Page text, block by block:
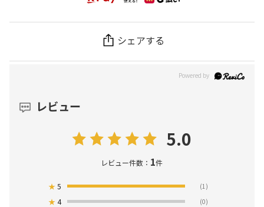
シェアする
レビュー
5.0
レビュー件数： 1件
★5 (1)
★4 (0)